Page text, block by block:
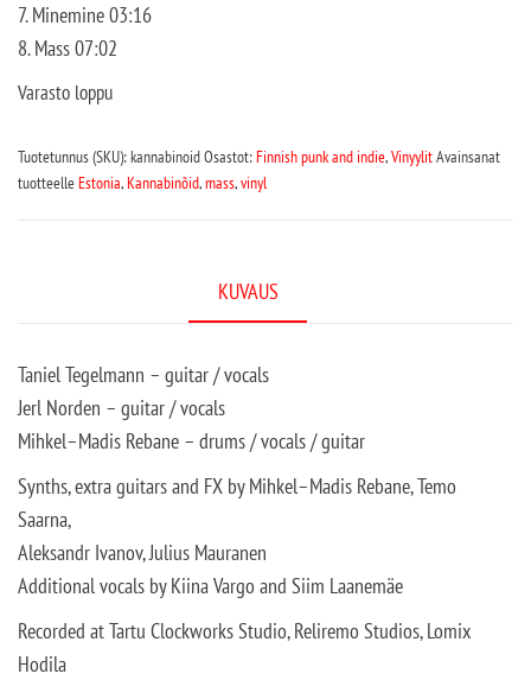
7. Minemine 03:16
8. Mass 07:02
Varasto loppu
Tuotetunnus (SKU):kannabinoidOsastot:Finnish punk and indie,VinyylitAvainsanat
tuotteelleEstonia,Kannabinõid,mass,vinyl
KUVAUS
Taniel Tegelmann – guitar / vocals
Jerl Norden – guitar / vocals
Mihkel–Madis Rebane – drums / vocals / guitar
Synths, extra guitars and FX by Mihkel–Madis Rebane, Temo
Saarna,
Aleksandr Ivanov, Julius Mauranen
Additional vocals by Kiina Vargo and Siim Laanemäe
Recorded at Tartu Clockworks Studio, Reliremo Studios, Lomix
Hodila